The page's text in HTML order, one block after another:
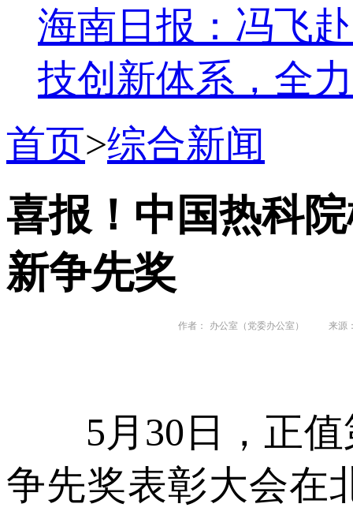
海南日报：冯飞
技创新体系，全
首页>综合新闻
喜报！中国热科
新争先奖
作者： 办公室（党委办公室） 来源
5月30日，正值
争先奖表彰大会在